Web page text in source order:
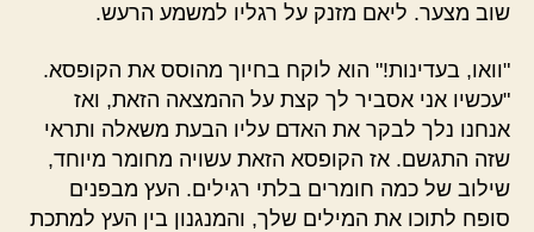
שוב מצער. ליאם מזנק על רגליו למשמע הרעש.
"וואו, בעדינות!" הוא לוקח בחיוך מהוסס את הקופסא.
"עכשיו אני אסביר לך קצת על ההמצאה הזאת, ואז
אנחנו נלך לבקר את האדם עליו הבעת משאלה ותראי
שזה התגשם. אז הקופסא הזאת עשויה מחומר מיוחד,
שילוב של כמה חומרים בלתי רגילים. העץ מבפנים
סופח לתוכו את המילים שלך, והמנגנון בין העץ למתכת